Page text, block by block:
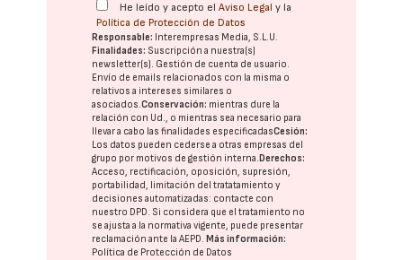
He leído y acepto elAviso Legal y la
Política de Protección de Datos
Responsable: Interempresas Media, S.L.U.
Finalidades: Suscripción a nuestra(s)
newsletter(s). Gestión de cuenta de usuario.
Envío de emails relacionados con la misma o
relativos a intereses similares o
asociados.Conservación: mientras dure la
relación con Ud., o mientras sea necesario para
llevar a cabo las finalidades especificadasCesión:
Los datos pueden cederse a otras empresas del
grupo por motivos de gestión interna. Derechos:
Acceso, rectificación, oposición, supresión,
portabilidad, limitación del tratatamiento y
decisiones automatizadas: contacte con
nuestro DPD. Si considera que el tratamiento no
se ajusta a la normativa vigente, puede presentar
reclamación ante laAEPD. Más información:
Política de Protección de Datos